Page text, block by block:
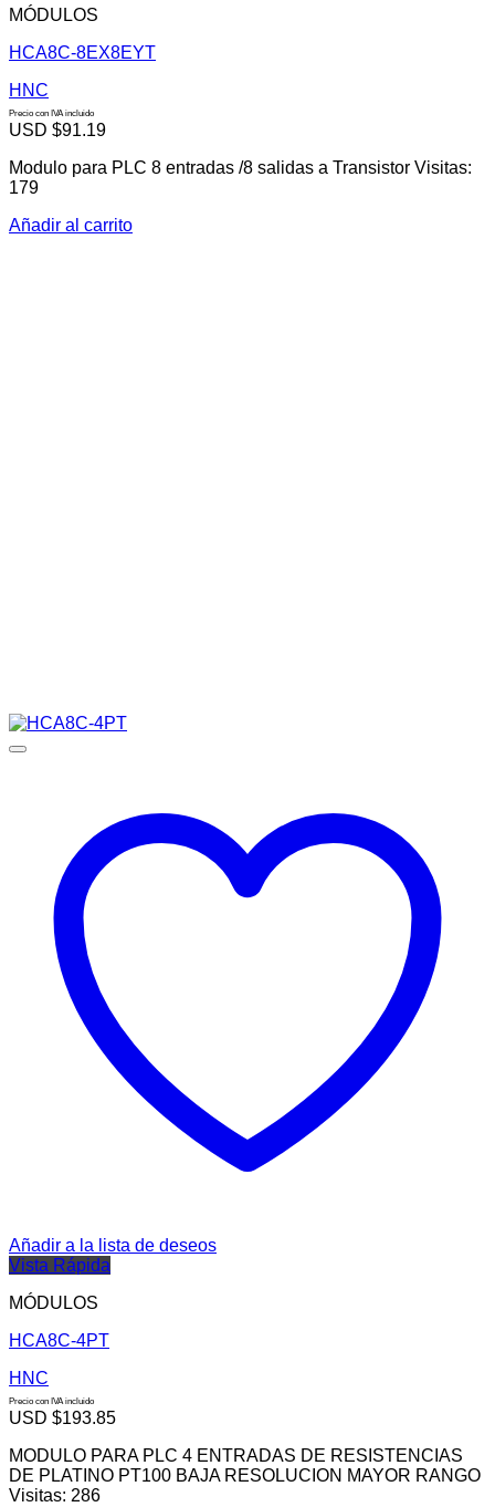
MÓDULOS
HCA8C-8EX8EYT
HNC
Precio con IVA incluido
USD $91.19
Modulo para PLC 8 entradas /8 salidas a Transistor Visitas:
179
Añadir al carrito
Añadir a la lista de deseos
Vista Rápida
MÓDULOS
HCA8C-4PT
HNC
Precio con IVA incluido
USD $193.85
MODULO PARA PLC 4 ENTRADAS DE RESISTENCIAS
DE PLATINO PT100 BAJA RESOLUCION MAYOR RANGO
Visitas: 286